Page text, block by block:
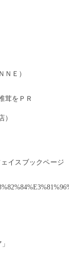
ＮＥ）
をＰＲ
）
イスブックページ